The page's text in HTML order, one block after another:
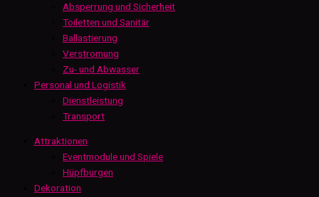
Absperrung und Sicherheit
Toiletten und Sanitär
Ballastierung
Verstromung
Zu- und Abwasser
Personal und Logistik
Dienstleistung
Transport
Attraktionen
Eventmodule und Spiele
Hüpfburgen
Dekoration